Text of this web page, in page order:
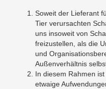
Soweit der Lieferant
Tier verursachten
uns insoweit von
freizustellen, als die
und
Außenverhältnis
In diesem Rahmen
etwaige